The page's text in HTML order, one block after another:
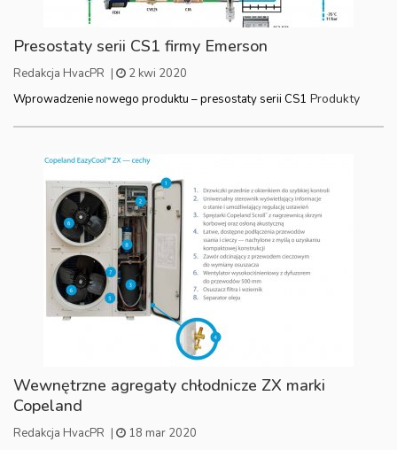
Presostaty serii CS1 firmy Emerson
Redakcja HvacPR |
2 kwi 2020
Wprowadzenie nowego produktu – presostaty serii CS1 Produkty
Wewnętrzne agregaty chłodnicze ZX marki
Copeland
Redakcja HvacPR |
18 mar 2020